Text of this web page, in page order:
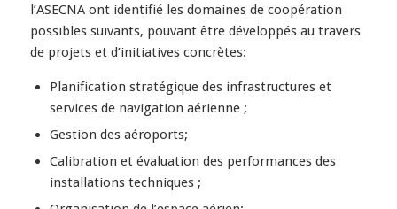
l’ASECNA ont identifié les domaines de coopération
possibles suivants, pouvant être développés au travers
de projets et d’initiatives concrètes:
Planification stratégique des infrastructures et
services de navigation aérienne ;
Gestion des aéroports;
Calibration et évaluation des performances des
installations techniques ;